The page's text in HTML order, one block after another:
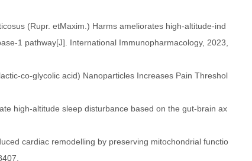
(Rupr. etMaxim.) Harms ameliorates high-altitude-ind
1 pathway[J]. International Immunopharmacology, 2023,
co-glycolic acid) Nanoparticles Increases Pain Threshol
high-altitude sleep disturbance based on the gut-brain ax
cardiac remodelling by preserving mitochondrial functio